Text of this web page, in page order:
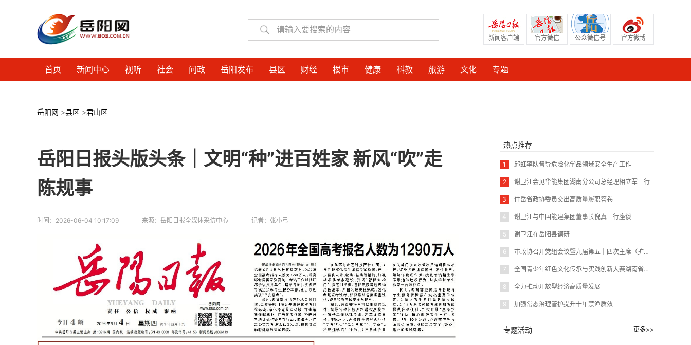
新闻客户端 官方微信 公众微信号 官方微博
首页 新闻中心 视听 社会 问政 岳阳发布 县区 财经 楼市 健康 科教 旅游 文化 专题
岳阳网 >县区 >君山区
岳阳日报头版头条｜文明“种”进百姓家 新风“吹”走
陈规事
时间： 2026-06-04 10:17:09 来源： 岳阳日报全媒体采访中心 记者： 张小弓
热点推荐
1 邱虹率队督导危险化学品领域安全生产工作
2 谢卫江会见华能集团湖南分公司总经理相立军一行
3 住岳省政协委员交出高质量履职答卷
4 谢卫江与中国能建集团董事长倪真一行座谈
5 谢卫江在岳阳县调研
6 市政协召开党组会议暨九届第五十四次主席（扩大）会议
7 全国青少年红色文化传承与实践创新大赛湖南省赛在岳阳圆满闭幕
8 全力推动开放型经济高质量发展
9 加强常态治理管护提升十年禁渔质效
专题活动 更多>>